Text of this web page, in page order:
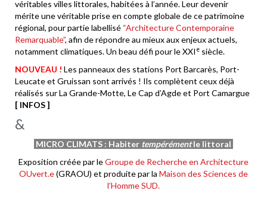
véritables villes littorales, habitées à l’année. Leur devenir
mérite une véritable prise en compte globale de ce patrimoine
régional, pour partie labellisé “Architecture Contemporaine
Remarquable”, afin de répondre au mieux aux enjeux actuels,
notamment climatiques. Un beau défi pour le XXI e siècle.
NOUVEAU ! Les panneaux des stations Port Barcarès, Port-
Leucate et Gruissan sont arrivés ! Ils complètent ceux déjà
réalisés sur La Grande-Motte, Le Cap d’Agde et Port Camargue
[ INFOS ]
&
MICRO CLIMATS : Habiter tempérémentle littoral
Exposition créée par leGroupe de Recherche en Architecture
OUvert.e(GRAOU) et produite par la Maison des Sciences de
l’Homme SUD.